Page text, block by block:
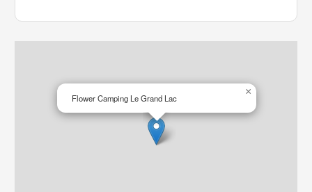
Flower Camping Le Grand Lac
×